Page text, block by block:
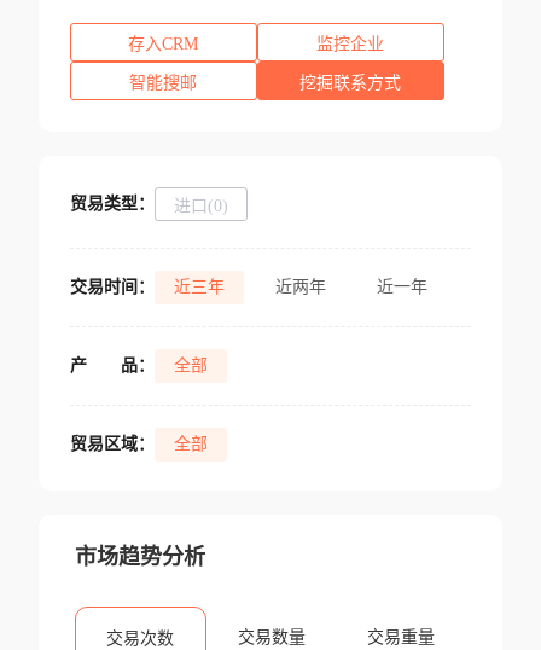
存入CRM 监控企业
智能搜邮 挖掘联系方式
贸易类型： 进口(0)
交易时间： 近三年 近两年 近一年
产 品： 全部
贸易区域： 全部
市场趋势分析
交易次数 交易数量 交易重量